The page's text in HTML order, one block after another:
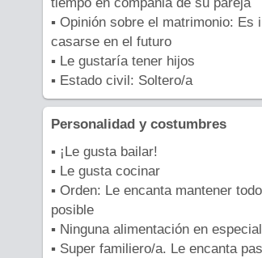
tiempo en compañia de su pareja
▪ Opinión sobre el matrimonio: Es
casarse en el futuro
▪ Le gustaría tener hijos
▪ Estado civil: Soltero/a
Personalidad y costumbres
▪ ¡Le gusta bailar!
▪ Le gusta cocinar
▪ Orden: Le encanta mantener
posible
▪ Ninguna alimentación en especial
▪ Super familiero/a. Le encanta